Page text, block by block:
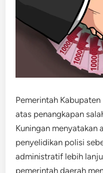
Pemerintah
atas penangkapan
Kuningan menyatakan
penyelidikan polisi
administratif lebih
pemerintah daerah